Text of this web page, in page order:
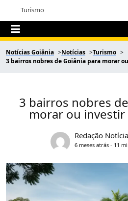
Turismo
Notícias Goiânia Notícias
Turismo
3 bairros nobres de Goiânia para morar
3 bairros nobres
morar ou
Redação
6 meses atrás - 11